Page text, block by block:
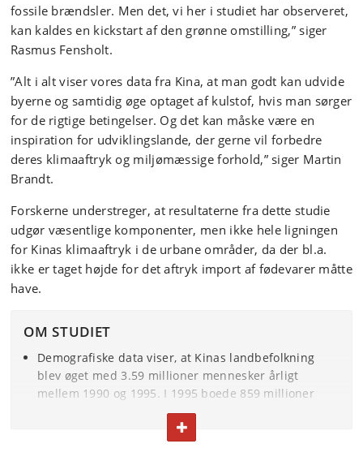
fossile brændsler. Men det, vi her i studiet har observeret,
kan kaldes en kickstart af den grønne omstilling,” siger
Rasmus Fensholt.
”Alt i alt viser vores data fra Kina, at man godt kan udvide
byerne og samtidig øge optaget af kulstof, hvis man sørger
for de rigtige betingelser. Og det kan måske være en
inspiration for udviklingslande, der gerne vil forbedre
deres klimaaftryk og miljømæssige forhold,” siger Martin
Brandt.
Forskerne understreger, at resultaterne fra dette studie
udgør væsentlige komponenter, men ikke hele ligningen
for Kinas klimaaftryk i de urbane områder, da der bl.a.
ikke er taget højde for det aftryk import af fødevarer måtte
have.
OM STUDIET
Demografiske data viser, at Kinas landbefolkning
blev øget med 3.59 millioner mennesker årligt
mellem 1990 og 1995. I 1995 boede 859 millioner
kinesere på landet. I 2020 lød tallet på 510 millioner.
I samme periode voksede bybefolkningen fra 301
FOLD TEKST IND ELLER UD